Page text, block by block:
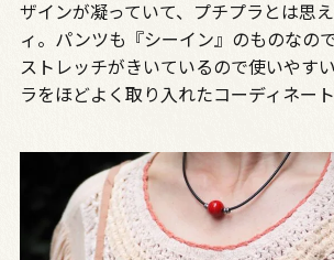
ザインが凝っていて、プチプラとは思
ィ。パンツも『シーイン』のものなの
ストレッチがきいているので使いやす
ラをほどよく取り入れたコーディネー